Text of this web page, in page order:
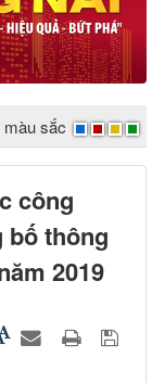
sắc
công
thông
2019